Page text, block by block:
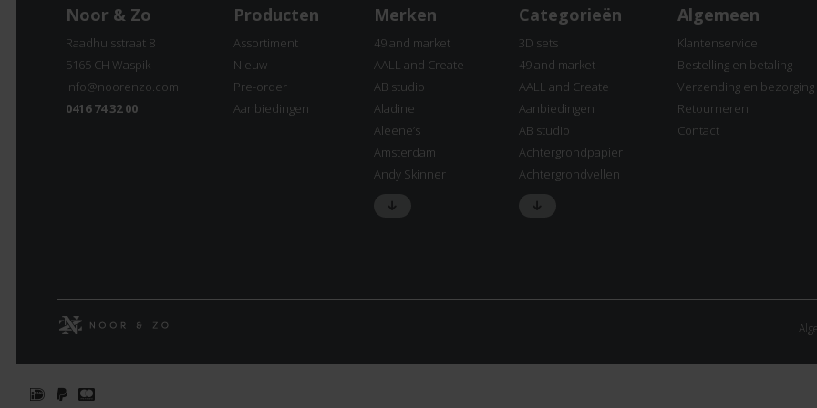
Noor & Zo
Raadhuisstraat 8
5165 CH Waspik
info@noorenzo.com
0416 74 32 00
Producten
Assortiment
Nieuw
Pre-order
Aanbiedingen
Merken
49 and market
AALL and Create
AB studio
Aladine
Aleene’s
Amsterdam
Andy Skinner
Categorieën
3D sets
49 and market
AALL and Create
Aanbiedingen
AB studio
Achtergrondpapier
Achtergrondvellen
Algemeen
Klantenservice
Bestelling en betaling
Verzending en bezorging
Retourneren
Contact